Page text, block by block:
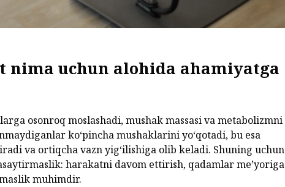
nima uchun alohida ahamiyatga
osonroq moslashadi, mushak massasi va metabolizmni
ko‘pincha mushaklarini yo‘qotadi, bu esa
va ortiqcha vazn yig‘ilishiga olib keladi. Shuning uchun
harakatni davom ettirish, qadamlar me’yoriga
muhimdir.